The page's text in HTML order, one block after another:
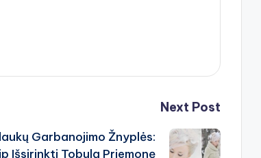
Next Post
Garbanojimo Žnyplės:
Išsirinkti Tobulą Priemonę